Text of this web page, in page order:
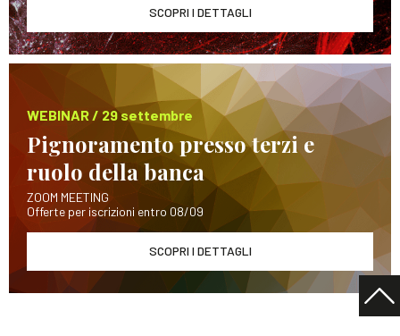
SCOPRI I DETTAGLI
WEBINAR / 29 settembre
Pignoramento presso terzi e
ruolo della banca
ZOOM MEETING
Offerte per iscrizioni entro 08/09
SCOPRI I DETTAGLI